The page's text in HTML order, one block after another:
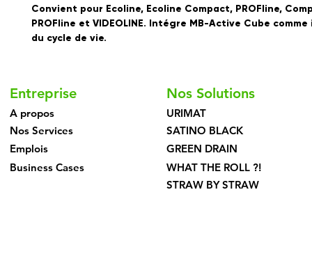
Convient pour Ecoline, Ecoline Compact, PROFline,
PROFline et VIDEOLINE. Intégre MB-Active Cube
du cycle de vie.
Emplois
Nos Solutions
Entreprise
A propos
Nos Services
URIMAT
SATINO BLACK
Business Cases
GREEN DRAIN
WHAT THE ROLL ?!
STRAW BY STRAW